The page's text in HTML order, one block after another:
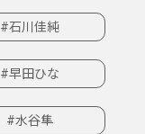
#石川佳純
#早田ひな
#水谷隼